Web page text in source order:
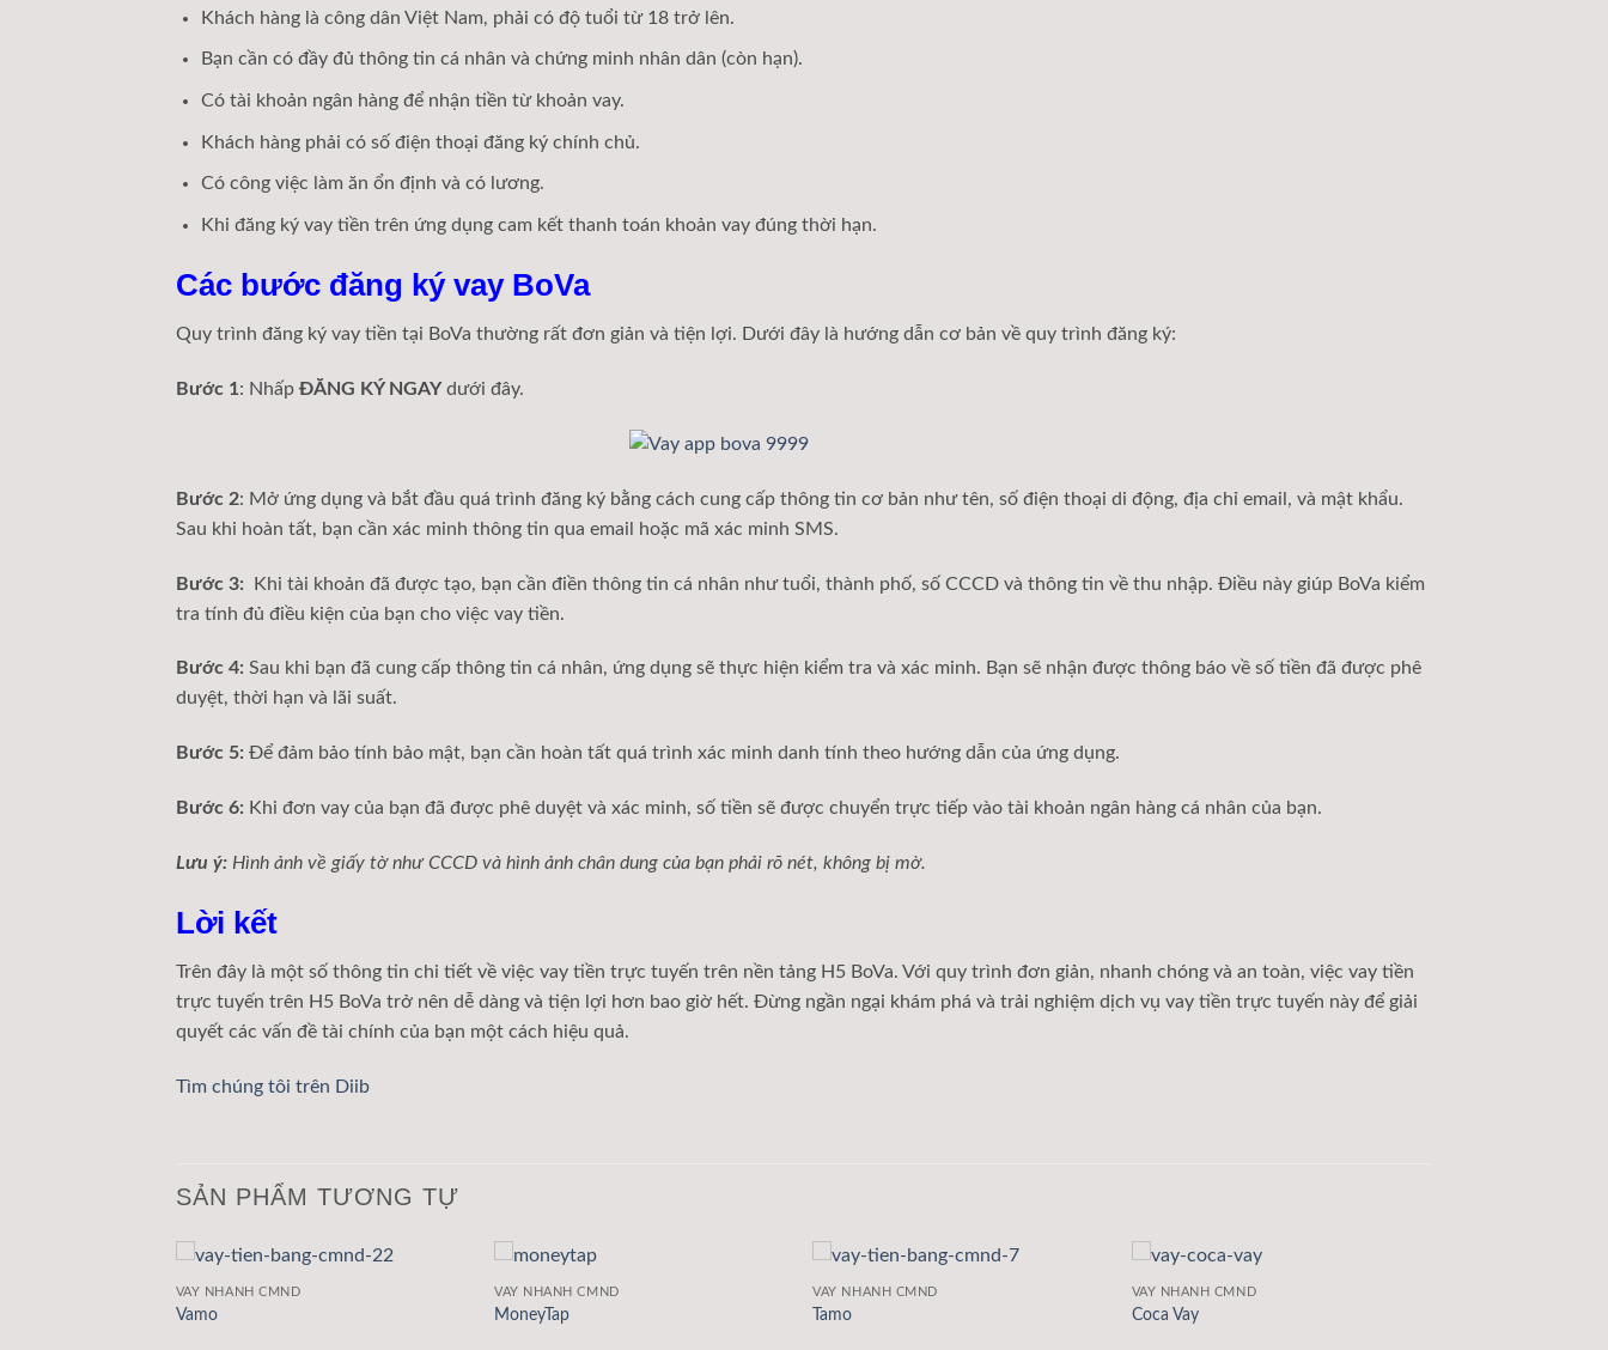
Khách hàng là công dân Việt Nam, phải có độ tuổi từ 18 trở lên.
Bạn cần có đầy đủ thông tin cá nhân và chứng minh nhân dân (còn hạn).
Có tài khoản ngân hàng để nhận tiền từ khoản vay.
Khách hàng phải có số điện thoại đăng ký chính chủ.
Có công việc làm ăn ổn định và có lương.
Khi đăng ký vay tiền trên ứng dụng cam kết thanh toán khoản vay đúng thời hạn.
Các bước đăng ký vay BoVa
Quy trình đăng ký vay tiền tại BoVa thường rất đơn giản và tiện lợi. Dưới đây là hướng dẫn cơ bản về quy trình đăng ký:
Bước 1: Nhấp ĐĂNG KÝ NGAYdưới đây.
Bước 2: Mở ứng dụng và bắt đầu quá trình đăng ký bằng cách cung cấp thông tin cơ bản như tên, số điện thoại di động, địa chỉ email, và mật khẩu.
Sau khi hoàn tất, bạn cần xác minh thông tin qua email hoặc mã xác minh SMS.
Bước 3:
Khi tài khoản đã được tạo, bạn cần điền thông tin cá nhân như tuổi, thành phố, số CCCD và thông tin về thu nhập. Điều này giúp BoVa kiểm
tra tính đủ điều kiện của bạn cho việc vay tiền.
Bước 4: Sau khi bạn đã cung cấp thông tin cá nhân, ứng dụng sẽ thực hiện kiểm tra và xác minh. Bạn sẽ nhận được thông báo về số tiền đã được phê
duyệt, thời hạn và lãi suất.
Bước 5: Để đảm bảo tính bảo mật, bạn cần hoàn tất quá trình xác minh danh tính theo hướng dẫn của ứng dụng.
Bước 6: Khi đơn vay của bạn đã được phê duyệt và xác minh, số tiền sẽ được chuyển trực tiếp vào tài khoản ngân hàng cá nhân của bạn.
Lưu ý: Hình ảnh về giấy tờ như CCCD và hình ảnh chân dung của bạn phải rõ nét, không bị mờ.
Lời kết
Trên đây là một số thông tin chi tiết về việc vay tiền trực tuyến trên nền tảng H5 BoVa. Với quy trình đơn giản, nhanh chóng và an toàn, việc vay tiền
trực tuyến trên H5 BoVa trở nên dễ dàng và tiện lợi hơn bao giờ hết. Đừng ngần ngại khám phá và trải nghiệm dịch vụ vay tiền trực tuyến này để giải
quyết các vấn đề tài chính của bạn một cách hiệu quả.
Tìm chúng tôi trên Diib
SẢN PHẨM TƯƠNG TỰ
VAY NHANH CMND
Vamo
VAY NHANH CMND
MoneyTap
VAY NHANH CMND
Tamo
VAY NHANH CMND
Coca Vay